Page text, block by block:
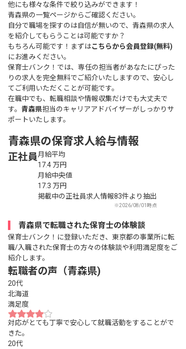
他にも様々な条件で絞り込みができます！
青森県の一覧ページからご確認ください。
自分で職場を探すのは自信が無いので、青森県の求人
を紹介してもらうことは可能ですか？
もちろん可能です！まずはこちらから会員登録(無料)
にお進みください。
保育士バンク！では、専任の担当者があなたにぴった
りの求人を完全無料でご紹介いたしますので、安心し
てご利用いただくことが可能です。
在職中でも、転職相談や情報収集だけでも大丈夫で
す。 青森県担当のキャリアアドバイザーがしっかりサ
ポートいたします。
青森県の保育求人給与情報
正社員月給平均
17.4 万円
月給中央値
17.3 万円
掲載中の正社員求人情報83件より抽出
※2026/08/01時点
青森県で転職された保育士の体験談
保育士バンク！に登録いただき、東京都の事業所に転
職/入職された保育士の方々の体験談や利用満足度をご
紹介します。
転職者の声（青森県)
20代
北海道
満足度
対応がとても丁寧で安心して就職活動をすることがで
きた。
20代